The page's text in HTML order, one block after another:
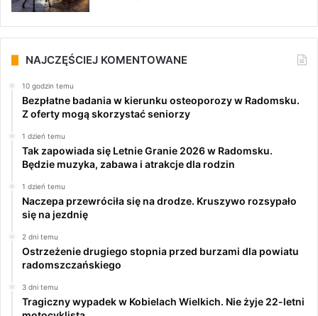
NAJCZĘŚCIEJ KOMENTOWANE
10 godzin temu
Bezpłatne badania w kierunku osteoporozy w Radomsku.
Z oferty mogą skorzystać seniorzy
1 dzień temu
Tak zapowiada się Letnie Granie 2026 w Radomsku.
Będzie muzyka, zabawa i atrakcje dla rodzin
1 dzień temu
Naczepa przewróciła się na drodze. Kruszywo rozsypało
się na jezdnię
2 dni temu
Ostrzeżenie drugiego stopnia przed burzami dla powiatu
radomszczańskiego
3 dni temu
Tragiczny wypadek w Kobielach Wielkich. Nie żyje 22-letni